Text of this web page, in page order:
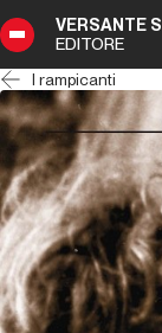
VERSANTE
EDITORE
I rampicanti